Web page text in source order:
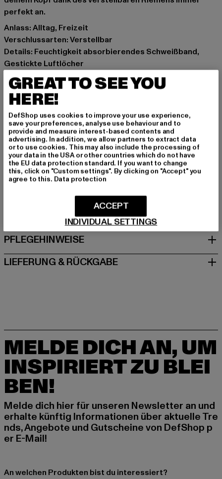
perfekt an.
Anlass: Alltag, Freizeit
Verschlussarten: Verstellbar
Details: Feuchtigkeit absorbierendes Schweißband,
Gestickte Luftlöcher
Marke: Djinns
Kat.: Caps
Farbe: khaki
Hersteller Farbe: khaki
Materialzusammensetzung: 100% Baumwolle
Art.Nr: 1005730-00472
Hersteller: Huesken Distribution GmbH & Co. KG |
info@djinns-shop.eu
Sandstraße 92 | 45473 Mülheim an der Ruhr | DE
GRÖSSE & PASSFORM
PFLEGEHINWEISE
LIEFERUNG & RÜCKGABE
MELDE DICH AN, UM
INSPIRIERT ZU BLEI
BEN!
Melde dich hier für unseren Newsletter an und
erhalte künftig Informationen über aktuelle Tre
nds, Angebote und Gutscheine von DefShop p
er E-Mail!
An welchen Produkten bist du interessiert?
GREAT TO SEE YOU
HERE!
DefShop uses cookies to improve your use experience,
save your preferences, analyse use behaviour and to
provide and measure interest-based contents and
advertising. In addition, we allow partners to extract data
or to use cookies. This may also include the processing of
your data in the USA or other countries which do not have
the EU data protection standard. If you want to change
this, click on "Custom settings". By clicking on "Accept" you
agree to this. Data protection
INDIVIDUAL SETTINGS
ACCEPT